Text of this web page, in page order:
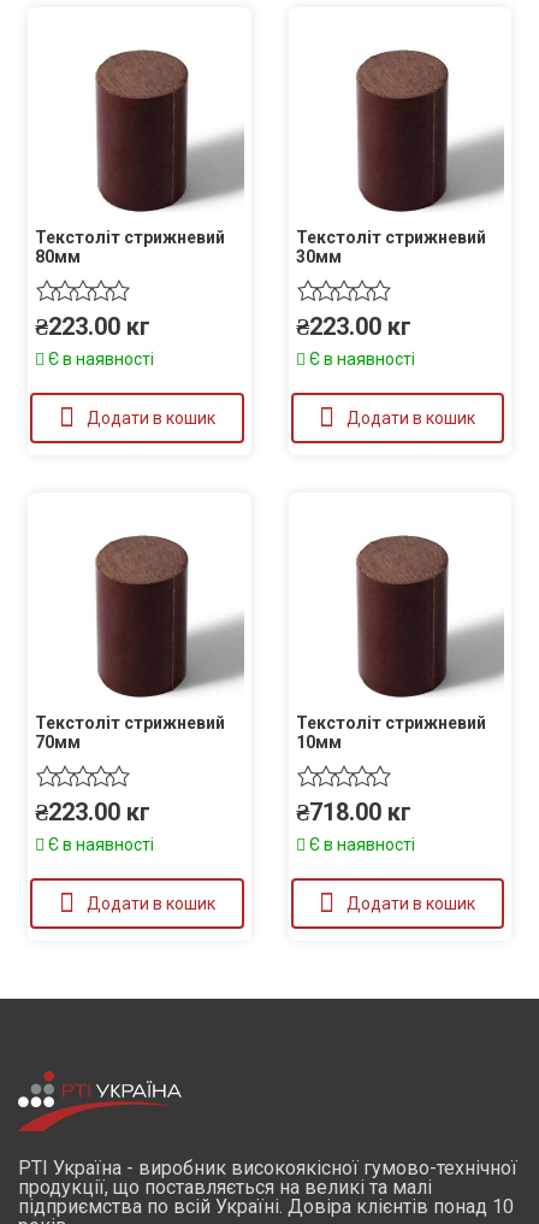
Текстоліт стрижневий
80мм
₴223.00 кг
Є в наявності
Додати в кошик
Текстоліт стрижневий
30мм
₴223.00 кг
Є в наявності
Додати в кошик
Текстоліт стрижневий
70мм
₴223.00 кг
Є в наявності
Додати в кошик
Текстоліт стрижневий
10мм
₴718.00 кг
Є в наявності
Додати в кошик
РТІ Україна - виробник високоякісної гумово-технічної
продукції, що поставляється на великі та малі
підприємства по всій Україні. Довіра клієнтів понад 10